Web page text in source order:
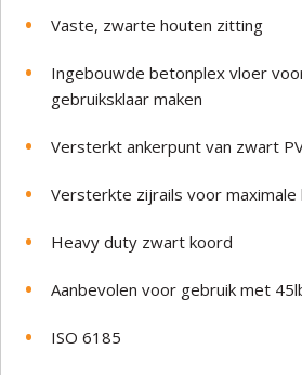
Vaste, zwarte houten zitting
Ingebouwde betonplex vloer
gebruiksklaar maken
Versterkt ankerpunt van zwart
Versterkte zijrails voor maximale
Heavy duty zwart koord
Aanbevolen voor gebruik met
ISO 6185